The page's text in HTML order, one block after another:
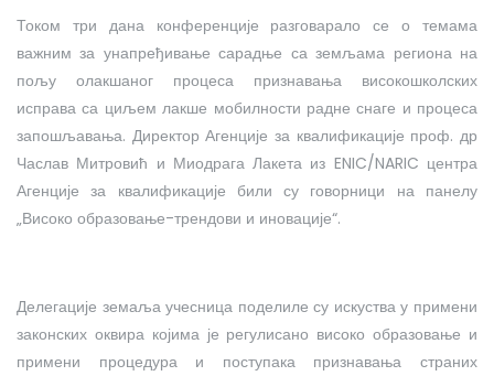
Током три дана конференције разговарало се о темама
важним за унапређивање сарадње са земљама региона на
пољу олакшаног процеса признавања високошколских
исправа са циљем лакше мобилности радне снаге и процеса
запошљавања. Директор Агенције за квалификације проф. др
Часлав Митровић и Миодрага Лакета из ENIC/NARIC центра
Агенције за квалификације били су говорници на панелу
„Високо образовање-трендови и иновације“.
Делегације земаља учесница поделиле су искуства у примени
законских оквира којима је регулисано високо образовање и
примени процедура и поступака признавања страних